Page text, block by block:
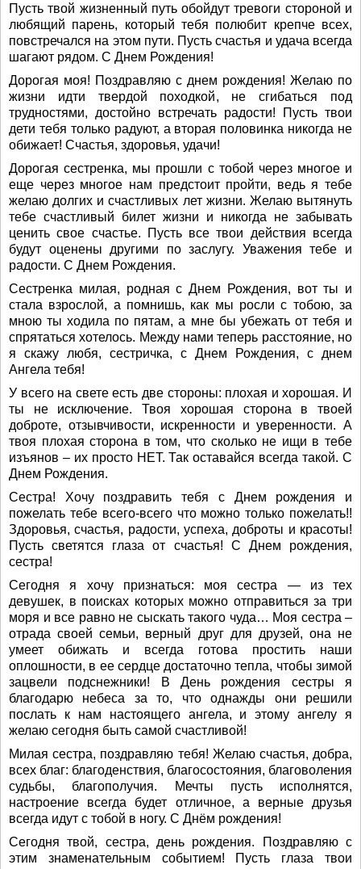
Пусть твой жизненный путь обойдут тревоги стороной и
любящий парень, который тебя полюбит крепче всех,
повстречался на этом пути. Пусть счастья и удача всегда
шагают рядом. С Днем Рождения!
Дорогая моя! Поздравляю с днем рождения! Желаю по
жизни идти твердой походкой, не сгибаться под
трудностями, достойно встречать радости! Пусть твои
дети тебя только радуют, а вторая половинка никогда не
обижает! Счастья, здоровья, удачи!
Дорогая сестренка, мы прошли с тобой через многое и
еще через многое нам предстоит пройти, ведь я тебе
желаю долгих и счастливых лет жизни. Желаю вытянуть
тебе счастливый билет жизни и никогда не забывать
ценить свое счастье. Пусть все твои действия всегда
будут оценены другими по заслугу. Уважения тебе и
радости. С Днем Рождения.
Сестренка милая, родная с Днем Рождения, вот ты и
стала взрослой, а помнишь, как мы росли с тобою, за
мною ты ходила по пятам, а мне бы убежать от тебя и
спрятаться хотелось. Между нами теперь расстояние, но
я скажу любя, сестричка, с Днем Рождения, с днем
Ангела тебя!
У всего на свете есть две стороны: плохая и хорошая. И
ты не исключение. Твоя хорошая сторона в твоей
доброте, отзывчивости, искренности и уверенности. А
твоя плохая сторона в том, что сколько не ищи в тебе
изъянов – их просто НЕТ. Так оставайся всегда такой. С
Днем Рождения.
Сестра! Хочу поздравить тебя с Днем рождения и
пожелать тебе всего-всего что можно только пожелать!!
Здоровья, счастья, радости, успеха, доброты и красоты!
Пусть светятся глаза от счастья! С Днем рождения,
сестра!
Сегодня я хочу признаться: моя сестра — из тех
девушек, в поисках которых можно отправиться за три
моря и все равно не сыскать такого чуда… Моя сестра –
отрада своей семьи, верный друг для друзей, она не
умеет обижать и всегда готова простить наши
оплошности, в ее сердце достаточно тепла, чтобы зимой
зацвели подснежники! В День рождения сестры я
благодарю небеса за то, что однажды они решили
послать к нам настоящего ангела, и этому ангелу я
желаю сегодня быть самой счастливой!
Милая сестра, поздравляю тебя! Желаю счастья, добра,
всех благ: благоденствия, благосостояния, благоволения
судьбы, благополучия. Мечты пусть исполнятся,
настроение всегда будет отличное, а верные друзья
всегда идут с тобой в ногу. С Днём рождения!
Сегодня твой, сестра, день рождения. Поздравляю с
этим знаменательным событием! Пусть глаза твои